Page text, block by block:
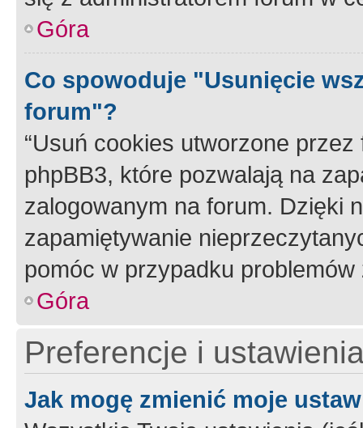
Góra
Co spowoduje "Usunięcie
forum"?
“Usuń cookies utworzone
phpBB3, które pozwalają na
zalogowanym na forum. Dzięki
zapamiętywanie
pomóc w przypadku
Góra
Preferencje i
Jak mogę zmienić moje